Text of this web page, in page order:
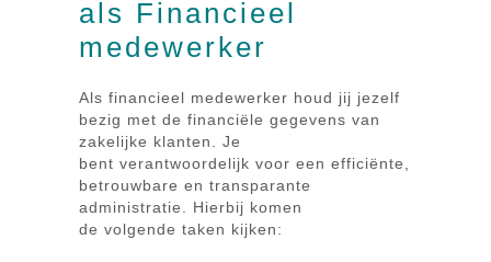
als Financieel
medewerker
Als financieel medewerker houd jij jezelf
bezig met de financiële gegevens van
zakelijke klanten. Je
bent verantwoordelijk voor een efficiënte,
betrouwbare en transparante
administratie. Hierbij komen
de volgende taken kijken: